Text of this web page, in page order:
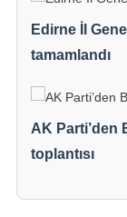
Edirne İl
tamamlandı
AK Parti’den
toplantısı